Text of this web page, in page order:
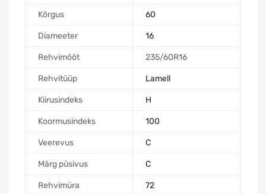
Kõrgus 60
Diameeter 16
Rehvimõõt 235/60R16
Rehvitüüp Lamell
Kiirusindeks H
Koormusindeks 100
Veerevus C
Märg püsivus C
Rehvimüra 72